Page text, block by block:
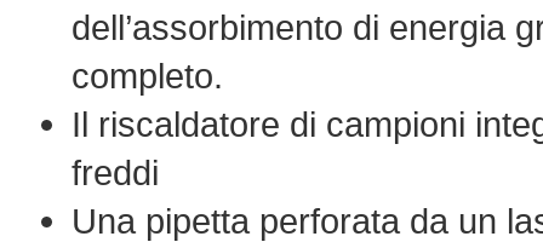
dell’assorbimento di energia
completo.
Il riscaldatore di campioni
freddi
Una pipetta perforata da un